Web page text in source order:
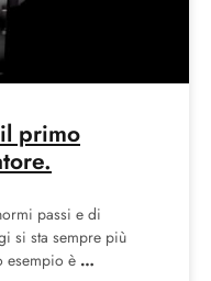
primo
passi e di
si sta sempre più
esempio è